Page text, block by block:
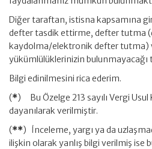
Diğer taraftan, istisna kapsamına
defter tasdik ettirme, defter tutma
kaydolma/elektronik defter tutma)
yükümlülüklerinizin bulunmayacağı
Bilgi edinilmesini rica ederim.
(*) Bu Özelge 213 sayılı Vergi
dayanılarak verilmiştir.
(**) İnceleme, yargı ya da
ilişkin olarak yanlış bilgi verilmiş ise